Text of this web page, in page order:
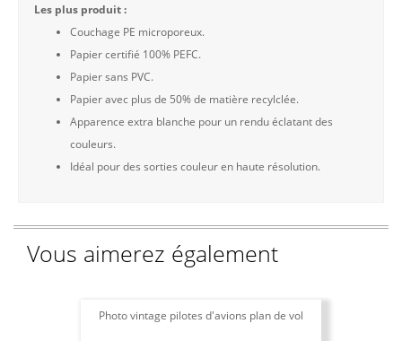
Les plus produit :
Couchage PE microporeux.
Papier certifié 100% PEFC.
Papier sans PVC.
Papier avec plus de 50% de matière recylclée.
Apparence extra blanche pour un rendu éclatant des
couleurs.
Idéal pour des sorties couleur en haute résolution.
Vous aimerez également
Photo vintage pilotes d'avions plan de vol